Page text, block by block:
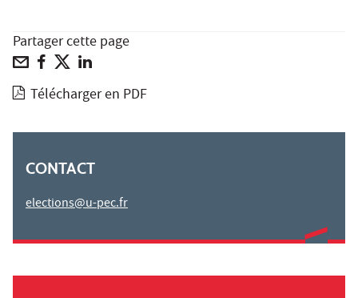
Partager cette page
Télécharger en PDF
CONTACT
elections@u-pec.fr